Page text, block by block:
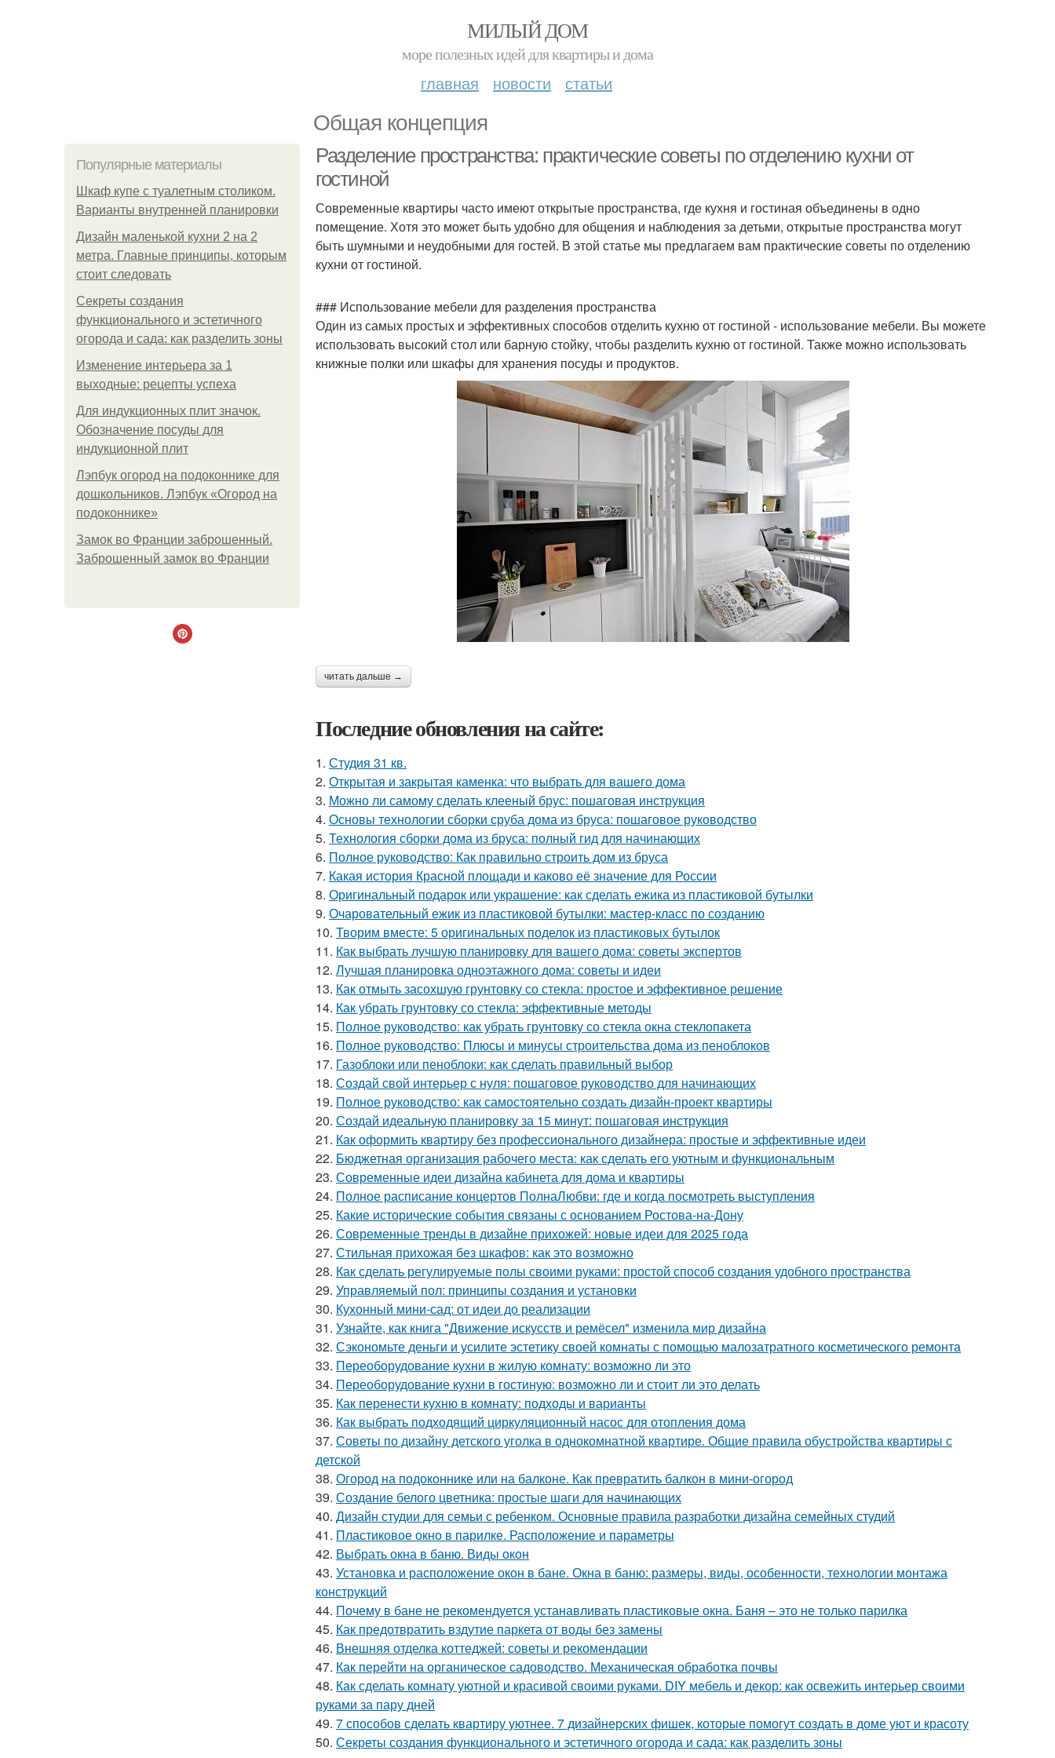
МИЛЫЙ ДОМ
море полезных идей для квартиры и дома
главная новости статьи
Общая концепция
Популярные материалы
Шкаф купе с туалетным столиком.
Варианты внутренней планировки
Дизайн маленькой кухни 2 на 2
метра. Главные принципы, которым
стоит следовать
Секреты создания
функционального и эстетичного
огорода и сада: как разделить зоны
Изменение интерьера за 1
выходные: рецепты успеха
Для индукционных плит значок.
Обозначение посуды для
индукционной плит
Лэпбук огород на подоконнике для
дошкольников. Лэпбук «Огород на
подоконнике»
Замок во Франции заброшенный.
Заброшенный замок во Франции
Разделение пространства: практические советы по отделению кухни от
гостиной
Современные квартиры часто имеют открытые пространства, где кухня и гостиная объединены в одно
помещение. Хотя это может быть удобно для общения и наблюдения за детьми, открытые пространства могут
быть шумными и неудобными для гостей. В этой статье мы предлагаем вам практические советы по отделению
кухни от гостиной.
### Использование мебели для разделения пространства
Один из самых простых и эффективных способов отделить кухню от гостиной - использование мебели. Вы можете
использовать высокий стол или барную стойку, чтобы разделить кухню от гостиной. Также можно использовать
книжные полки или шкафы для хранения посуды и продуктов.
читать дальше →
Последние обновления на сайте:
1. Студия 31 кв.
2. Открытая и закрытая каменка: что выбрать для вашего дома
3. Можно ли самому сделать клееный брус: пошаговая инструкция
4. Основы технологии сборки сруба дома из бруса: пошаговое руководство
5. Технология сборки дома из бруса: полный гид для начинающих
6. Полное руководство: Как правильно строить дом из бруса
7. Какая история Красной площади и каково её значение для России
8. Оригинальный подарок или украшение: как сделать ежика из пластиковой бутылки
9. Очаровательный ежик из пластиковой бутылки: мастер-класс по созданию
10. Творим вместе: 5 оригинальных поделок из пластиковых бутылок
11. Как выбрать лучшую планировку для вашего дома: советы экспертов
12. Лучшая планировка одноэтажного дома: советы и идеи
13. Как отмыть засохшую грунтовку со стекла: простое и эффективное решение
14. Как убрать грунтовку со стекла: эффективные методы
15. Полное руководство: как убрать грунтовку со стекла окна стеклопакета
16. Полное руководство: Плюсы и минусы строительства дома из пеноблоков
17. Газоблоки или пеноблоки: как сделать правильный выбор
18. Создай свой интерьер с нуля: пошаговое руководство для начинающих
19. Полное руководство: как самостоятельно создать дизайн-проект квартиры
20. Создай идеальную планировку за 15 минут: пошаговая инструкция
21. Как оформить квартиру без профессионального дизайнера: простые и эффективные идеи
22. Бюджетная организация рабочего места: как сделать его уютным и функциональным
23. Современные идеи дизайна кабинета для дома и квартиры
24. Полное расписание концертов ПолнаЛюбви: где и когда посмотреть выступления
25. Какие исторические события связаны с основанием Ростова-на-Дону
26. Современные тренды в дизайне прихожей: новые идеи для 2025 года
27. Стильная прихожая без шкафов: как это возможно
28. Как сделать регулируемые полы своими руками: простой способ создания удобного пространства
29. Управляемый пол: принципы создания и установки
30. Кухонный мини-сад: от идеи до реализации
31. Узнайте, как книга "Движение искусств и ремёсел" изменила мир дизайна
32. Сэкономьте деньги и усилите эстетику своей комнаты с помощью малозатратного косметического ремонта
33. Переоборудование кухни в жилую комнату: возможно ли это
34. Переоборудование кухни в гостиную: возможно ли и стоит ли это делать
35. Как перенести кухню в комнату: подходы и варианты
36. Как выбрать подходящий циркуляционный насос для отопления дома
37. Советы по дизайну детского уголка в однокомнатной квартире. Общие правила обустройства квартиры с
детской
38. Огород на подоконнике или на балконе. Как превратить балкон в мини-огород
39. Создание белого цветника: простые шаги для начинающих
40. Дизайн студии для семьи с ребенком. Основные правила разработки дизайна семейных студий
41. Пластиковое окно в парилке. Расположение и параметры
42. Выбрать окна в баню. Виды окон
43. Установка и расположение окон в бане. Окна в баню: размеры, виды, особенности, технологии монтажа
конструкций
44. Почему в бане не рекомендуется устанавливать пластиковые окна. Баня – это не только парилка
45. Как предотвратить вздутие паркета от воды без замены
46. Внешняя отделка коттеджей: советы и рекомендации
47. Как перейти на органическое садоводство. Механическая обработка почвы
48. Как сделать комнату уютной и красивой своими руками. DIY мебель и декор: как освежить интерьер своими
руками за пару дней
49. 7 способов сделать квартиру уютнее. 7 дизайнерских фишек, которые помогут создать в доме уют и красоту
50. Секреты создания функционального и эстетичного огорода и сада: как разделить зоны